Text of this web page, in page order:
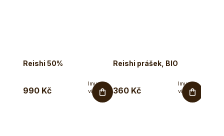
Reishi 50%
990 Kč
Imunita,
vitalita,
oběhový
Reishi prášek, BIO
360 Kč
Imunita,
vitalita,
oběhový